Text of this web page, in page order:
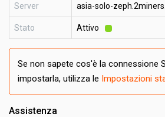
Server asia-solo-
Stato Attivo
Se non sapete cos'è la connessione
impostarla, utilizza le Impostazioni
Assistenza